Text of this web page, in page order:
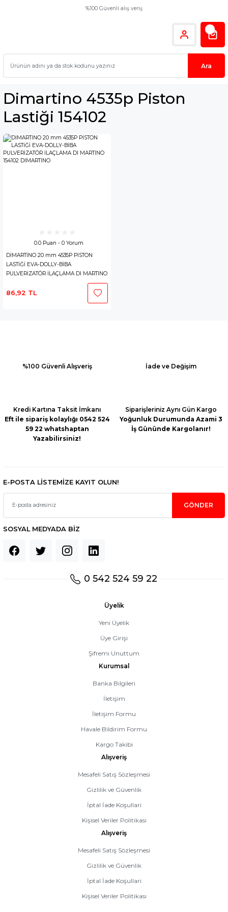
%100 Güvenli alış veriş
Ara
Dimartino 4535p Piston
Lastiği 154102
0.0 Puan - 0 Yorum
DİMARTİNO 20 mm 4535P PİSTON
LASTİĞİ EVA-DOLLY-BİBA
PULVERİZATÖR İLAÇLAMA DI MARTINO
86,92 TL
%100 Güvenli Alışveriş İade ve Değişim
Kredi Kartına Taksit İmkanı
Eft ile sipariş kolaylığı 0542 524
59 22 whatshaptan
Yazabilirsiniz!
Siparişleriniz Aynı Gün Kargo
Yoğunluk Durumunda Azami 3
İş Gününde Kargolanır!
E-POSTA LİSTEMİZE KAYIT OLUN!
GÖNDER
SOSYAL MEDYADA BİZ
0 542 524 59 22
Üyelik
Yeni Üyelik
Üye Girişi
Şifremi Unuttum
Kurumsal
Banka Bilgileri
İletişim
İletişim Formu
Havale Bildirim Formu
Kargo Takibi
Alışveriş
Mesafeli Satış Sözleşmesi
Gizlilik ve Güvenlik
İptal İade Koşullari
Kişisel Veriler Politikası
Alışveriş
Mesafeli Satış Sözleşmesi
Gizlilik ve Güvenlik
İptal İade Koşullari
Kişisel Veriler Politikası